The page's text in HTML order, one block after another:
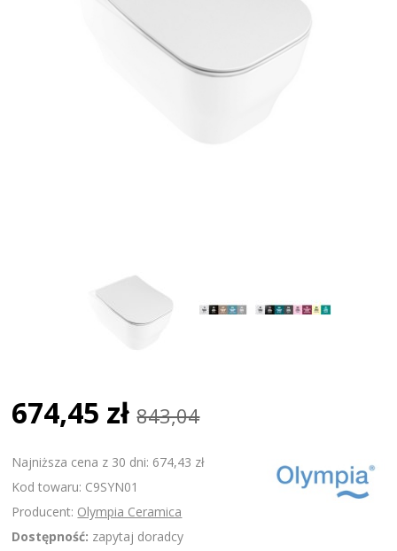
674,45 zł 843,04
Najniższa cena z 30 dni: 674,43 zł
Kod towaru: C9SYN01
Producent: Olympia Ceramica
Dostępność: zapytaj doradcy